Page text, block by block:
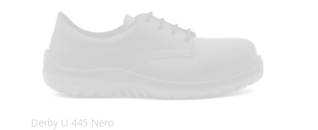
Derby U 445 Nero